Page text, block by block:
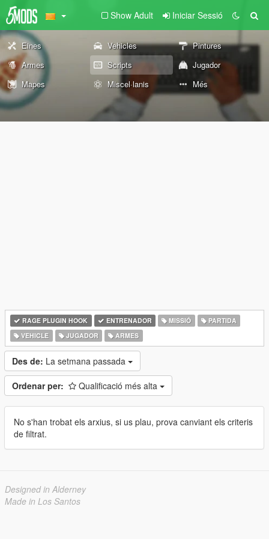
Show Adult Iniciar Sessió
Eines Vehicles
Pintures
Armes
Scripts
Jugador
Mapes
Miscel·lanis Més
RAGE PLUGIN HOOK ENTRENADOR MISSIÓ
PARTIDA
VEHICLE
JUGADOR ARMES
Des de: La setmana passada
Ordenar per: Qualificació més alta
No s'han trobat els arxius, si us plau, prova canviant els criteris
de filtrat.
Designed in Alderney
Made in Los Santos